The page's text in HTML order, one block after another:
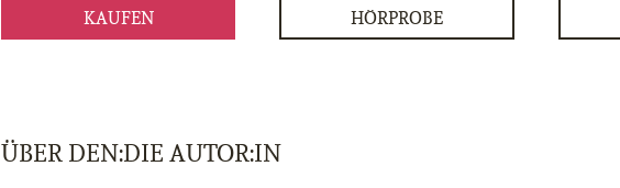
KAUFEN HÖRPROBE
ÜBER DEN:DIE AUTOR:IN